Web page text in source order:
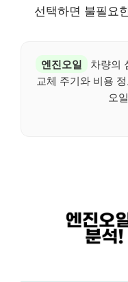
선택하면 불필요
엔진오일
차량의
교체 주기와 비용
오